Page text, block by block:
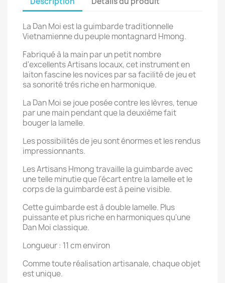
La Dan Moi est la guimbarde traditionnelle
Vietnamienne du peuple montagnard Hmong.
Fabriqué à la main par un petit nombre
d'excellents Artisans locaux, cet instrument en
laiton fascine les novices par sa facilité de jeu et
sa sonorité trés riche en harmonique.
La Dan Moi se joue posée contre les lèvres, tenue
par une main pendant que la deuxième fait
bouger la lamelle.
Les possibilités de jeu sont énormes et les rendus
impressionnants.
Les Artisans Hmong travaille la guimbarde avec
une telle minutie que l'écart entre la lamelle et le
corps de la guimbarde est à peine visible.
Cette guimbarde est à double lamelle. Plus
puissante et plus riche en harmoniques qu'une
Dan Moi classique.
Longueur : 11 cm environ
Comme toute réalisation artisanale, chaque objet
est unique.